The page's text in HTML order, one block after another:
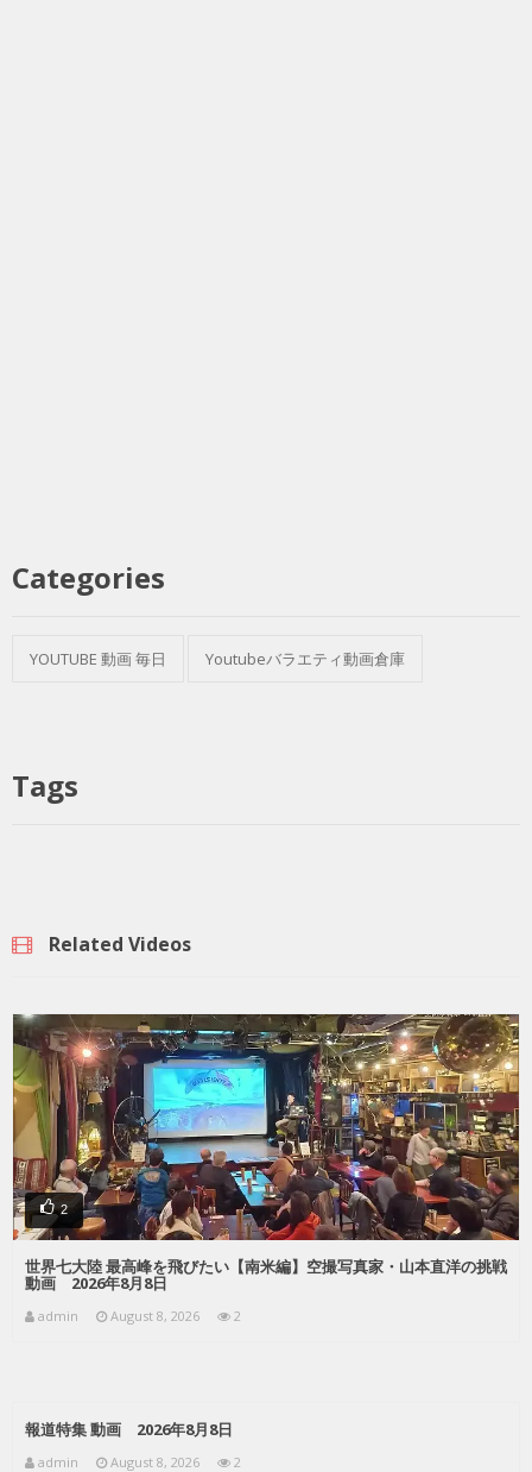
Categories
YOUTUBE 動画 毎日 Youtubeバラエティ動画倉庫
Tags
Related Videos
2
世界七大陸 最高峰を飛びたい【南米編】空撮写真家・山本直洋の挑戦
動画 2026年8月8日
admin August 8, 2026 2
報道特集 動画 2026年8月8日
admin August 8, 2026 2